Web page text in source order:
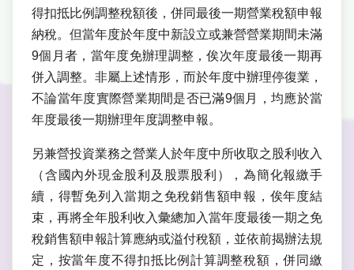
得扣抵比例調整稅額後，併同最後一期營業稅額申報
納稅。但當年度於年度中新設立或兼營營業期間未滿
9個月者，當年度免辦理調整，俟次年度最後一期再
併入調整。非屬上述情形，而於年度中辦理停復業，
不論當年度實際營業期間是否已滿9個月，均應於當
年度最後一期辦理年度調整申報。
另兼營投資業務之營業人於年度中所收取之股利收入
（含國內外現金股利及股票股利），為簡化報繳手
續，得暫免列入當期之免稅銷售額申報，俟年度結
束，再將全年股利收入彙總加入當年度最後一期之免
稅銷售額申報計算應納或溢付稅額，並依前揭辦法規
定，按當年度不得扣抵比例計算調整稅額，併同繳